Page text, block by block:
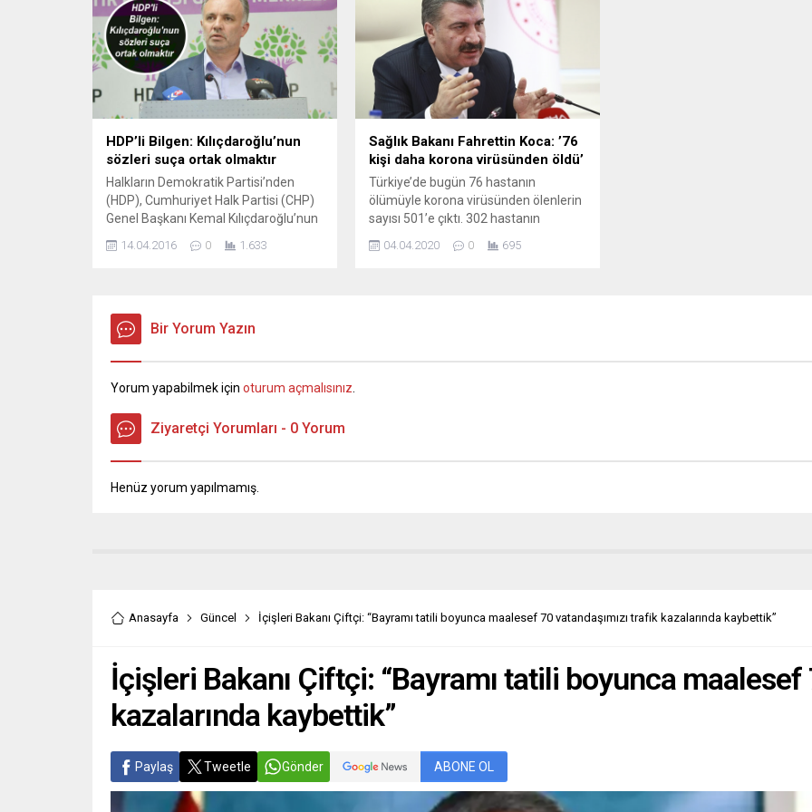
tutularak 14.02.2025 Cuma günü
Hakkari ve tüm ilçelerinde; yüksek
öğretim kurumları, özel kreş ve
anaokulları, halk...
Temmuz’da izleyicilerle buluşacak.
Türkiye’nin dünyaca ünlü yazarı Yaşar
Kemal’in hayatı belgesel oldu. Usta
yazarın kendi ağzından ve dostları
tarafından anlatıldığı Yaşar...
HDP’li Bilgen: Kılıçdaroğlu’nun
sözleri suça ortak olmaktır
Halkların Demokratik Partisi’nden
(HDP), Cumhuriyet Halk Partisi (CHP)
Genel Başkanı Kemal Kılıçdaroğlu’nun
“Anayasaya aykırı olduğu halde
dokunulmazlık teklifine ‘evet’
Parti Sözcüsü Ayhan Bilgen,
Kılıçdaroğlu’nun açıklamasının,
“siyasetin ve parlamentonun
tasfiyesine oy verme beyanı”
anlamına geldiğini söyledi ve
“Cumhurbaşkanının...
14.04.2016 0 1.633
Sağlık Bakanı Fahrettin Koca: ’76
kişi daha korona virüsünden öldü’
Türkiye’de bugün 76 hastanın
ölümüyle korona virüsünden ölenlerin
sayısı 501’e çıktı. 302 hastanın
iyileştiğine dikkat çeken Sağlık Bakanı
Fahrettin Koca, “İyileşen hasta
öldü ve...
04.04.2020 0 695
Bir Yorum Yazın
Yorum yapabilmek için oturum açmalısınız.
Ziyaretçi Yorumları - 0 Yorum
Henüz yorum yapılmamış.
Anasayfa Güncel İçişleri Bakanı Çiftçi: “Bayramı tatili boyunca maalesef 70 vatandaşımızı trafik kazalarında kaybettik”
İçişleri Bakanı Çiftçi: “Bayramı tatili boyunca maalesef
kazalarında kaybettik”
Paylaş Tweetle Gönder ABONE OL